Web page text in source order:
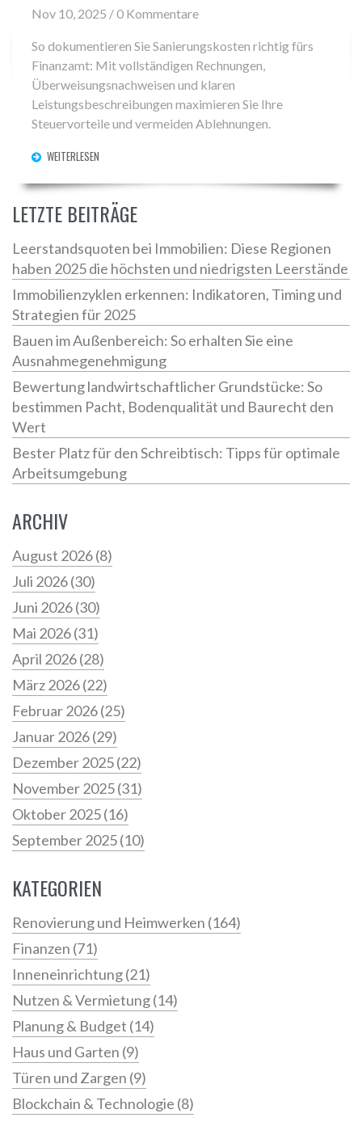
Nov 10, 2025 / 0 Kommentare
So dokumentieren Sie Sanierungskosten richtig fürs
Finanzamt: Mit vollständigen Rechnungen,
Überweisungsnachweisen und klaren
Leistungsbeschreibungen maximieren Sie Ihre
Steuervorteile und vermeiden Ablehnungen.
WEITERLESEN
LETZTE BEITRÄGE
Leerstandsquoten bei Immobilien: Diese Regionen
haben 2025 die höchsten und niedrigsten Leerstände
Immobilienzyklen erkennen: Indikatoren, Timing und
Strategien für 2025
Bauen im Außenbereich: So erhalten Sie eine
Ausnahmegenehmigung
Bewertung landwirtschaftlicher Grundstücke: So
bestimmen Pacht, Bodenqualität und Baurecht den
Wert
Bester Platz für den Schreibtisch: Tipps für optimale
Arbeitsumgebung
ARCHIV
August 2026(8)
Juli 2026(30)
Juni 2026(30)
Mai 2026(31)
April 2026(28)
März 2026(22)
Februar 2026(25)
Januar 2026(29)
Dezember 2025(22)
November 2025(31)
Oktober 2025(16)
September 2025(10)
KATEGORIEN
Renovierung und Heimwerken (164)
Finanzen (71)
Inneneinrichtung(21)
Nutzen & Vermietung(14)
Planung & Budget (14)
Haus und Garten (9)
Türen und Zargen (9)
Blockchain & Technologie (8)